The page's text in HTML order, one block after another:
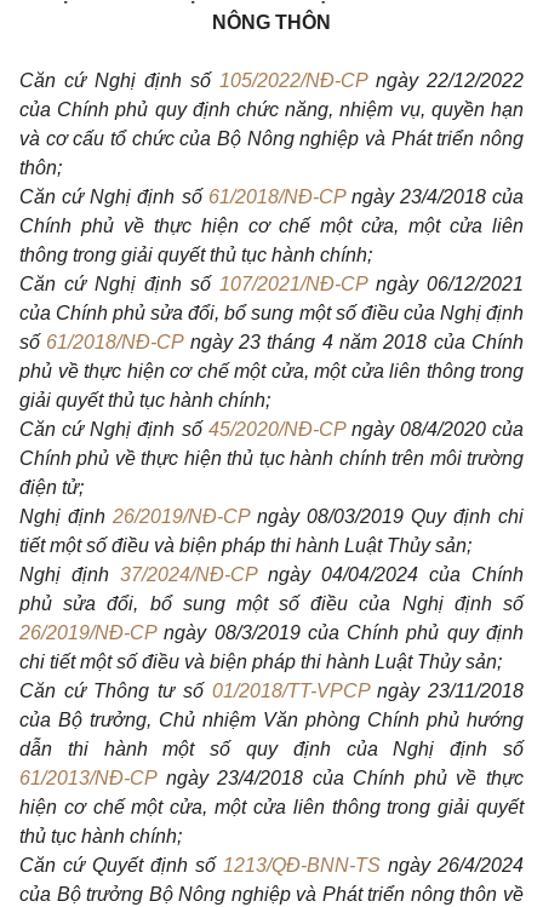
NÔNG THÔN
Căn cứ Nghị định số 105/2022/NĐ-CPngày 22/12/2022
của Chính phủ quy định chức năng, nhiệm vụ, quyền hạn
và cơ cấu tổ chức của Bộ Nông nghiệp và Phát triển nông
thôn;
Căn cứ Nghị định số 61/2018/NĐ-CPngày 23/4/2018 của
Chính phủ về thực hiện cơ chế một cửa, một cửa liên
thông trong giải quyết thủ tục hành chính;
Căn cứ Nghị định số 107/2021/NĐ-CPngày 06/12/2021
của Chính phủ sửa đổi, bổ sung một số điều của Nghị định
số 61/2018/NĐ-CPngày 23 tháng 4 năm 2018 của Chính
phủ về thực hiện cơ chế một cửa, một cửa liên thông trong
giải quyết thủ tục hành chính;
Căn cứ Nghị định số 45/2020/NĐ-CPngày 08/4/2020 của
Chính phủ về thực hiện thủ tục hành chính trên môi trường
điện tử;
Nghị định 26/2019/NĐ-CPngày 08/03/2019 Quy định chi
tiết một số điều và biện pháp thi hành Luật Thủy sản;
Nghị định 37/2024/NĐ-CPngày 04/04/2024 của Chính
phủ sửa đổi, bổ sung một số điều của Nghị định số
26/2019/NĐ-CPngày 08/3/2019 của Chính phủ quy định
chi tiết một số điều và biện pháp thi hành Luật Thủy sản;
Căn cứ Thông tư số 01/2018/TT-VPCPngày 23/11/2018
của Bộ trưởng, Chủ nhiệm Văn phòng Chính phủ hướng
dẫn thi hành một số quy định của Nghị định số
61/2013/NĐ-CPngày 23/4/2018 của Chính phủ về thực
hiện cơ chế một cửa, một cửa liên thông trong giải quyết
thủ tục hành chính;
Căn cứ Quyết định số 1213/QĐ-BNN-TS ngày 26/4/2024
của Bộ trưởng Bộ Nông nghiệp và Phát triển nông thôn về